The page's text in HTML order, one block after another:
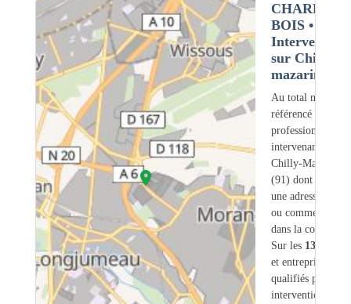
BOIS•
Intervention
sur Chilly-
mazarin (91)
Au total nous
référencé
professionnels
intervenant sur
Chilly-Mazarin
(91) dont
une adresse légale
ou commerciale
dans la commune.
Sur les 131
et entreprises
qualifiés pour une
intervention sur